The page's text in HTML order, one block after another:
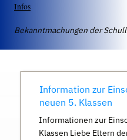
Infos
Bekanntmachungen der
Information zur
neuen 5. Klassen
Informationen zur
Klassen Liebe Eltern